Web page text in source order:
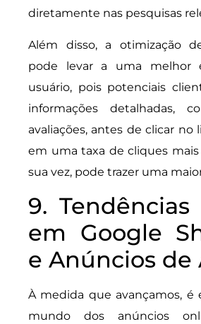
diretamente nas pesquisas
Além disso, a otimização
pode levar a uma melhor
usuário, pois potenciais
informações detalhadas,
avaliações, antes de clicar no
em uma taxa de cliques
sua vez, pode trazer uma
9. Tendências
em Google
e Anúncios de
À medida que avançamos,
mundo dos anúncios